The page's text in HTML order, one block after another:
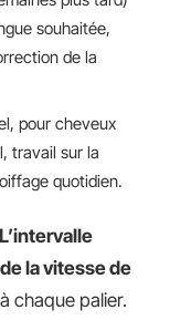
souhaitée,
de la
pour cheveux
travail sur la
quotidien.
L’intervalle
la vitesse de
chaque palier.